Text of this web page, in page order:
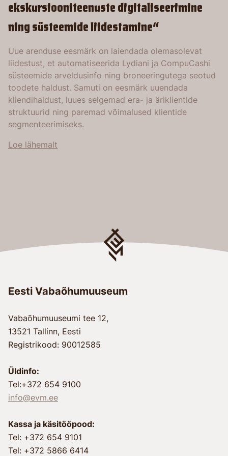
ekskursiooniteenuste digitaliseerimine
ning süsteemide liidestamine“
Uue arenduse eesmärk on laiendada olemasolevat
liidestust, et automatiseerida Lydiani ja CompuCashi
süsteemide arveldusinfo ning broneeringutega seotud
toodete haldust. Samuti on eesmärk uuendada
kliendihaldust, luues selgemad era- ja äriklientide
struktuurid ning paremad võimalused klientide
segmenteerimiseks.
Loe lähemalt
Eesti Vabaõhumuuseum
Vabaõhumuuseumi tee 12,
13521 Tallinn, Eesti
Registrikood: 90012585
Üldinfo:
Tel:+372 654 9100
info@evm.ee
Kassa ja käsitööpood:
Tel: +372 654 9101
Tel: +372 5866 6414